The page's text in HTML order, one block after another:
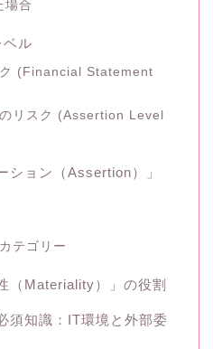
場合
ル
ク (Financial Statement
リスク (Assertion Level
ション（Assertion）」
テゴリー
（Materiality）」の役割
須知識：IT環境と外部委